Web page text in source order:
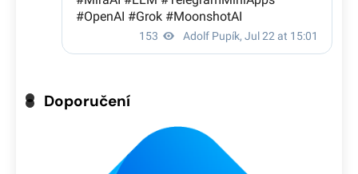
Doporučení